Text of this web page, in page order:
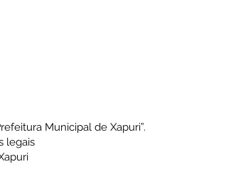
Municipal de Xapuri”.
legais